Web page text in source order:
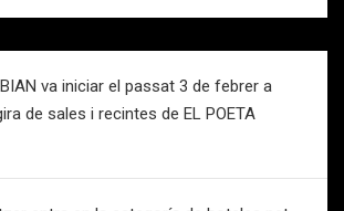
va iniciar el passat 3 de febrer a
de sales i recintes de EL POETA